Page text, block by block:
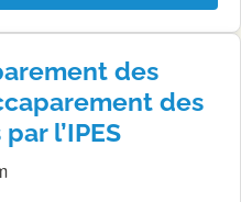
des
des
l’IPES